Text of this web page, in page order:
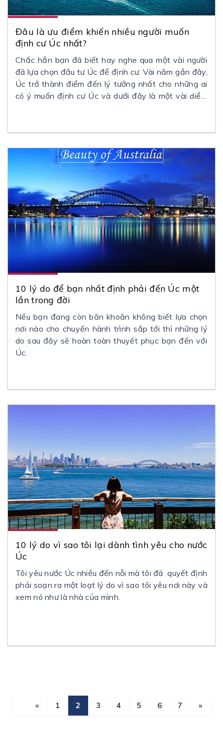
Đâu là ưu điểm khiến nhiều người muốn
định cư Úc nhất?
Chắc hẳn bạn đã biết hay nghe qua một vài người
đã lựa chọn đầu tư Úc để định cư. Vài năm gần đây,
Úc trở thành điểm đến lý tưởng nhất cho những ai
có ý muốn định cư Úc và dưới đây là một vài diểm
10 lý do để bạn nhất định phải đến Úc một
lần trong đời
Nếu bạn đang còn băn khoăn không biết lựa chọn
nơi nào cho chuyến hành trình sắp tới thì những lý
do sau đây sẽ hoàn toàn thuyết phục bạn đến với
Úc.
10 lý do vì sao tôi lại dành tình yêu cho nước
Úc
Tôi yêu nước Úc nhiều đến nỗi mà tôi đã quyết định
phải soạn ra một loạt lý do vì sao tôi yêu nơi này và
xem nó như là nhà của mình.
« 1 2 3 4 5 6 7 »